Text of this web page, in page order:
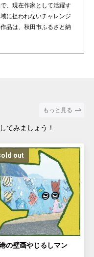
、現在作家として活躍す
に捉われないチャレンジ
品は、秋田市ふるさと納
もっと見る
てみましょう！
out
の壁画やじるしマン